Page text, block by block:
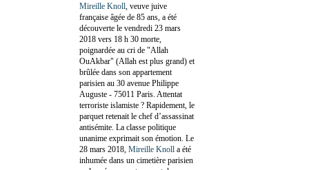
Mireille Knoll , veuve juive
française âgée de 85 ans, a été
découverte le vendredi 23 mars
2018 vers 18 h 30 morte,
poignardée au cri de "Allah
OuAkbar" (Allah est plus grand) et
brûlée dans son appartement
parisien au 30 avenue Philippe
Auguste - 75011 Paris. Attentat
terroriste islamiste ? Rapidement, le
parquet retenait le chef d’assassinat
antisémite. La classe politique
unanime exprimait son émotion. Le
28 mars 2018, Mireille Knoll a été
inhumée dans un cimetière parisien